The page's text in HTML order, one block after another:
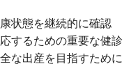
状態を継続的に確認
するための重要な健診
な出産を目指すために